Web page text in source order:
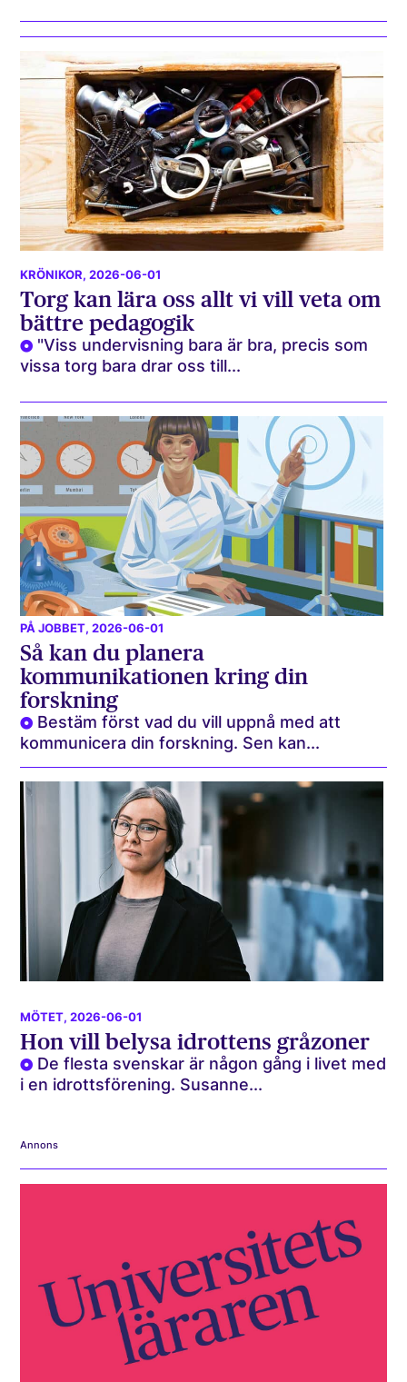
KRÖNIKOR, 2026-06-01
Torg kan lära oss allt vi vill veta om
bättre pedagogik
"Viss undervisning bara är bra, precis som
vissa torg bara drar oss till...
PÅ JOBBET, 2026-06-01
Så kan du planera
kommunikationen kring din
forskning
Bestäm först vad du vill uppnå med att
kommunicera din forskning. Sen kan...
MÖTET, 2026-06-01
Hon vill belysa idrottens gråzoner
De flesta svenskar är någon gång i livet med
i en idrottsförening. Susanne...
Annons